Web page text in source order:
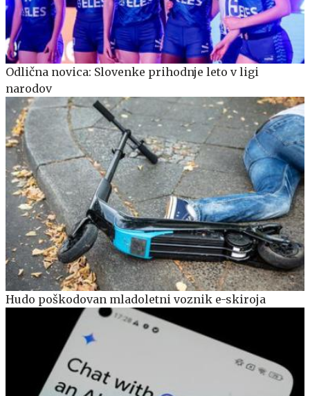
Odlična novica: Slovenke prihodnje leto v ligi
narodov
Hudo poškodovan mladoletni voznik e-skiroja